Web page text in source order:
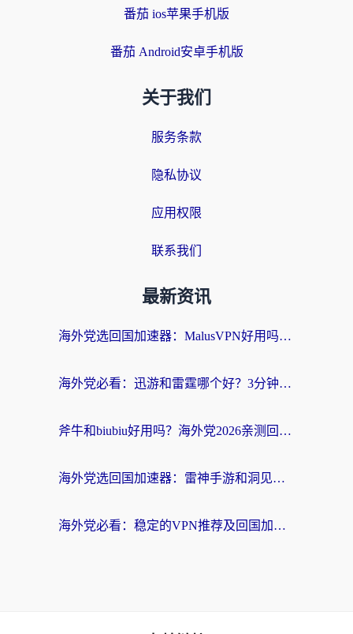
番茄 ios苹果手机版
番茄 Android安卓手机版
关于我们
服务条款
隐私协议
应用权限
联系我们
最新资讯
海外党选回国加速器：MalusVPN好用吗？和快帆VPN哪个好？附真实对比与避坑指南
海外党必看：迅游和雷霆哪个好？3分钟教你选对回国加速器，无缝刷国内剧玩手游
斧牛和biubiu好用吗？海外党2026亲测回国加速器指南，附番茄加速器深度体验
海外党选回国加速器：雷神手游和洞见哪个好？附iPhone免费VPN推荐及ChickCNUfunR实测
海外党必看：稳定的VPN推荐及回国加速器选择全攻略——告别地域限制，轻松刷国内资源